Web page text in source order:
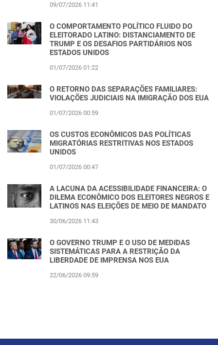
09/07/2026 11:41
O COMPORTAMENTO POLÍTICO FLUIDO DO
ELEITORADO LATINO: DISTANCIAMENTO DE
TRUMP E OS DESAFIOS PARTIDÁRIOS NOS
ESTADOS UNIDOS
01/07/2026 01:22
O RETORNO DAS SEPARAÇÕES FAMILIARES:
VIOLAÇÕES JUDICIAIS NA IMIGRAÇÃO DOS EUA
01/07/2026 00:59
OS CUSTOS ECONÔMICOS DAS POLÍTICAS
MIGRATÓRIAS RESTRITIVAS NOS ESTADOS
UNIDOS
01/07/2026 00:47
A LACUNA DA ACESSIBILIDADE FINANCEIRA: O
DILEMA ECONÔMICO DOS ELEITORES NEGROS E
LATINOS NAS ELEIÇÕES DE MEIO DE MANDATO
30/06/2026 11:43
O GOVERNO TRUMP E O USO DE MEDIDAS
SISTEMÁTICAS PARA A RESTRIÇÃO DA
LIBERDADE DE IMPRENSA NOS EUA
22/06/2026 09:59